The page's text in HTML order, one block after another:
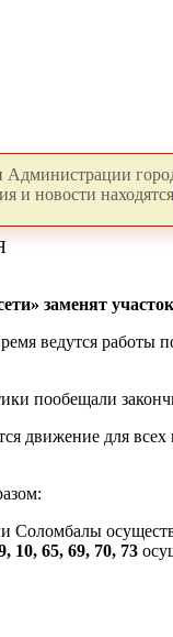
и новости
заменят
ведутся работы
пообещали
движение для
Соломбалы
65, 69, 70, 73